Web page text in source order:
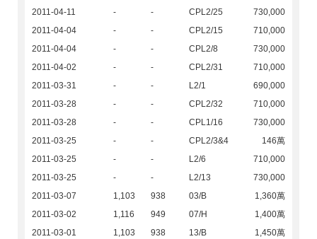
2011-04-11
- - CPL2/25
730,000
2011-04-04
- - CPL2/15
710,000
2011-04-04
- - CPL2/8
730,000
2011-04-02
- - CPL2/31
710,000
2011-03-31
- - L2/1
690,000
2011-03-28
- - CPL2/32
710,000
2011-03-28
- - CPL1/16
730,000
2011-03-25
- - CPL2/3&4
146萬
2011-03-25
- - L2/6
710,000
2011-03-25
- - L2/13
730,000
2011-03-07
1,103 938 03/B
1,360萬
2011-03-02
1,116 949 07/H
1,400萬
2011-03-01
1,103 938 13/B
1,450萬